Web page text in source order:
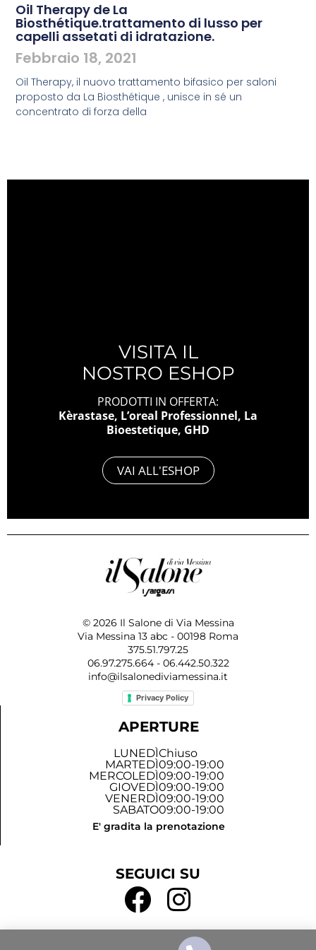
Oil Therapy de La
Biosthétique.trattamento di lusso per
capelli assetati di idratazione.
Febbraio 18, 2021
Oil Therapy, il nuovo trattamento bifasico per saloni
proposto da La Biosthétique , unisce in sé un
concentrato di forza della
VISITA IL
NOSTRO ESHOP
PRODOTTI IN OFFERTA:
Kèrastase, L’oreal Professionnel, La
Bioestetique, GHD
VAI ALL'ESHOP
© 2026 Il Salone di Via Messina
Via Messina 13 abc - 00198 Roma
375.51.797.25
06.97.275.664 - 06.442.50.322
info@ilsalonediviamessina.it
Privacy Policy
APERTURE
LUNEDÌChiuso
MARTEDÌ09:00-19:00
MERCOLEDÌ09:00-19:00
GIOVEDÌ09:00-19:00
VENERDÌ09:00-19:00
SABATO09:00-19:00
E' gradita la prenotazione
SEGUICI SU